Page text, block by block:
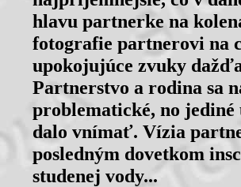
hlavu partnerke na
fotografie partnerovi na
upokojujúce zvuky
Partnerstvo a rodina sa
problematické, no jediné
dalo vnímať. Vízia
posledným dovetkom
studenej vody...